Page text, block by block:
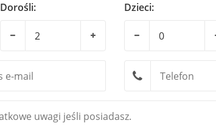
Dorośli: Dzieci: